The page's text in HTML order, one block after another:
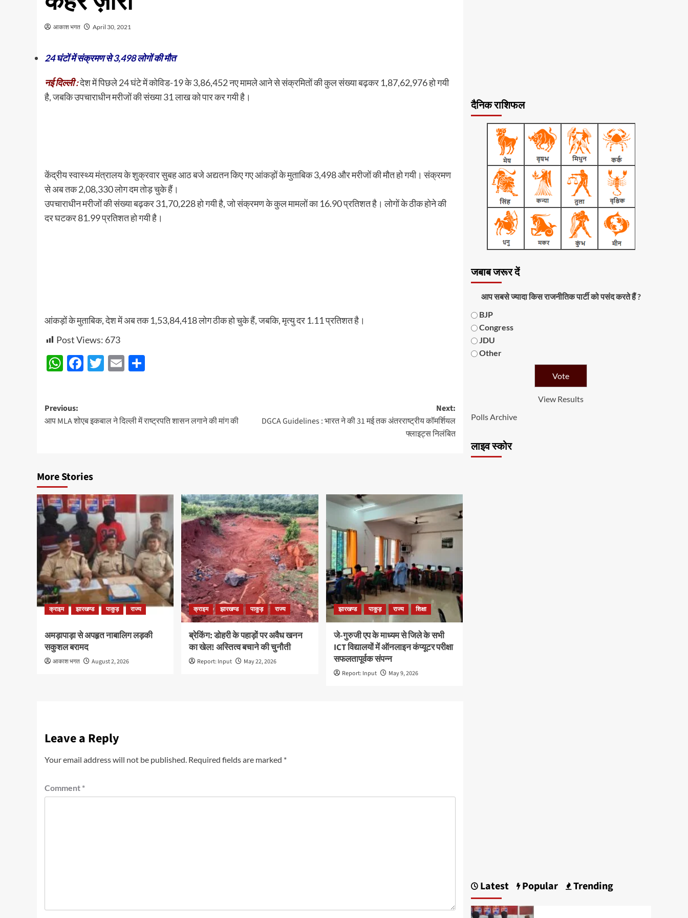
आकाश भगत April 30, 2021
24 घंटों में संक्रमण से 3,498 लोगों की मौत
नई दिल्ली :देश में पिछले 24 घंटे में कोविड-19 के 3,86,452 नए मामले आने से संक्रमितों की कुल संख्या बढ़कर 1,87,62,976 हो गयी
है, जबकि उपचाराधीन मरीजों की संख्या 31 लाख को पार कर गयी है।
केंद्रीय स्वास्थ्य मंत्रालय के शुक्रवार सुबह आठ बजे अद्यतन किए गए आंकड़ों के मुताबिक 3,498 और मरीजों की मौत हो गयी। संक्रमण
से अब तक 2,08,330 लोग दम तोड़ चुके हैं।
उपचाराधीन मरीजों की संख्या बढ़कर 31,70,228 हो गयी है, जो संक्रमण के कुल मामलों का 16.90 प्रतिशत है। लोगों के ठीक होने की
दर घटकर 81.99 प्रतिशत हो गयी है।
आंकड़ों के मुताबिक, देश में अब तक 1,53,84,418 लोग ठीक हो चुके हैं, जबकि, मृत्यु दर 1.11 प्रतिशत है।
Post Views: 673
WhatsApp
Facebook
Twitter
Email
Post
navigation
Previous:
आप MLA शोएब इकबाल ने दिल्ली में राष्ट्रपति शासन लगाने की मांग की
Next:
DGCA Guidelines : भारत ने की 31 मई तक अंतरराष्‍ट्रीय कॉमर्शियल
फ्लाइट्स निलंबित
More Stories
क्राइम झारखण्ड पाकुड़ राज्य
अमड़ापाड़ा से अपहृत नाबालिग लड़की
सकुशल बरामद
आकाश भगत August 2, 2026
क्राइम झारखण्ड पाकुड़ राज्य
ब्रेकिंग: डोहरी के पहाड़ों पर अवैध खनन
का खेल! अस्तित्व बचाने की चुनौती
Report: Input May 22, 2026
झारखण्ड पाकुड़ राज्य शिक्षा
जे-गुरुजी एप के माध्यम से जिले के सभी
ICT विद्यालयों में ऑनलाइन कंप्यूटर परीक्षा
सफलतापूर्वक संपन्न
Report: Input May 9, 2026
Leave a Reply
Your email address will not be published. Required fields are marked *
Comment *
दैनिक राशिफल
जबाब जरूर दें
आप सबसे ज्यादा किस राजनीतिक पार्टी को पसंद करते हैं ?
BJP
Congress
JDU
Other
View Results
Polls Archive
लाइव स्कोर
Latest Popular Trending